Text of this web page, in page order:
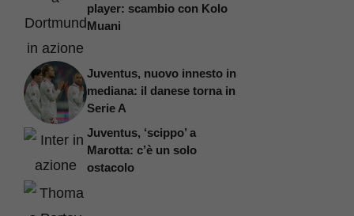
player: scambio con Kolo
Muani
Juventus, nuovo innesto in
mediana: il danese torna in
Serie A
Juventus, ‘scippo’ a
Marotta: c’è un solo
ostacolo